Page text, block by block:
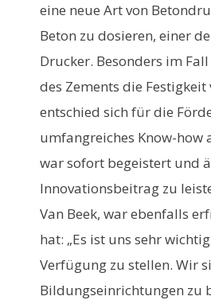
eine neue Art von
Beton zu dosieren, einer
Drucker. Besonders im
des Zements die
entschied sich für die
umfangreiches Know-how
war sofort begeistert und
Innovationsbeitrag zu
Van Beek, war ebenfalls
hat: „Es ist uns sehr
Verfügung zu stellen. Wir
Bildungseinrichtungen zu